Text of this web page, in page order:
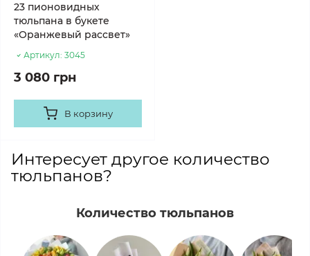
23 пионовидных
тюльпана в букете
«Оранжевый рассвет»
Артикул: 3045
3 080 грн
В корзину
Интересует другое количество
тюльпанов?
Количество тюльпанов